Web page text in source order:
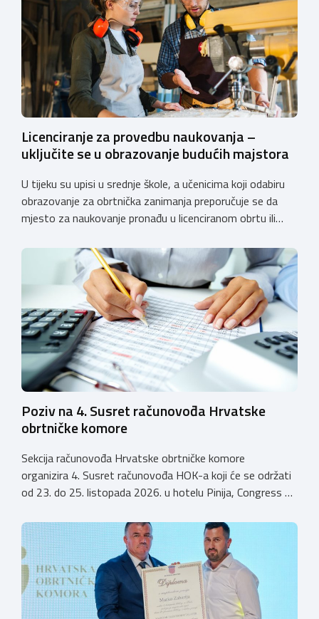
Licenciranje za provedbu naukovanja –
uključite se u obrazovanje budućih majstora
U tijeku su upisi u srednje škole, a učenicima koji odabiru
obrazovanje za obrtnička zanimanja preporučuje se da
mjesto za naukovanje pronađu u licenciranom obrtu ili
koji još nemaju licenciju da pokrenu postupak
licenciranja kako bi budućim učenicima omogućili
kvalitetno i sigurno stjecanje praktičnih znanja, a
istodobno ulagali u razvoj […]
Poziv na 4. Susret računovođa Hrvatske
obrtničke komore
Sekcija računovođa Hrvatske obrtničke komore
organizira 4. Susret računovođa HOK-a koji će se održati
od 23. do 25. listopada 2026. u hotelu Pinija, Congress &
otvoren u petak, 23. listopada 2026. u
poslijepodnevnim, uz uvodno predavanje i pozdrav
domaćina. Tijekom subote, 24. listopada, održavat će se
predavanja, interaktivne radionice te okrugli stolovi na
aktualne teme. […]